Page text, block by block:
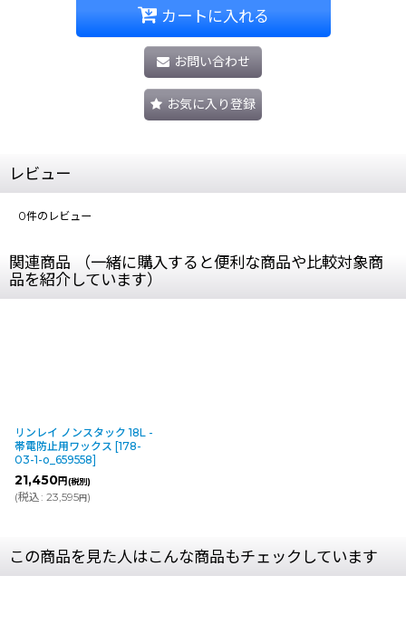
カートに入れる
お問い合わせ
お気に入り登録
レビュー
0件のレビュー
関連商品 （一緒に購入すると便利な商品や比較対象商
品を紹介しています）
リンレイ ノンスタック 18L -
帯電防止用ワックス [178-
03-1-o_659558]
21,450円(税別)
(税込: 23,595円)
この商品を見た人はこんな商品もチェックしています